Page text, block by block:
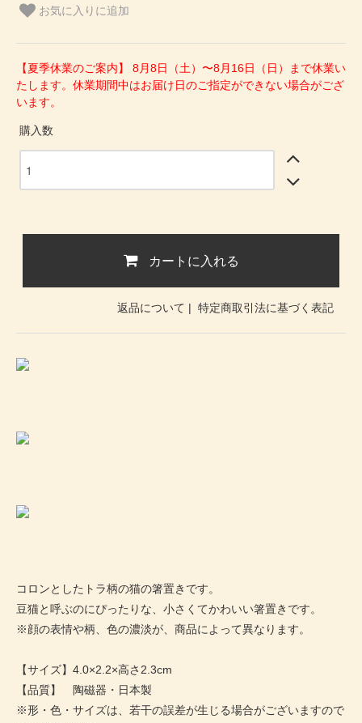
お気に入りに追加
【夏季休業のご案内】 8月8日（土）〜8月16日（日）まで休業い
たします。休業期間中はお届け日のご指定ができない場合がござ
います。
購入数
カートに入れる
返品について | 特定商取引法に基づく表記
コロンとしたトラ柄の猫の箸置きです。
豆猫と呼ぶのにぴったりな、小さくてかわいい箸置きです。
※顔の表情や柄、色の濃淡が、商品によって異なります。
【サイズ】4.0×2.2×高さ2.3cm
【品質】 陶磁器・日本製
※形・色・サイズは、若干の誤差が生じる場合がございますので